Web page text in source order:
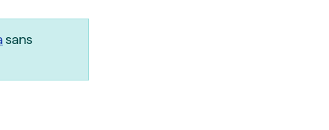
sans